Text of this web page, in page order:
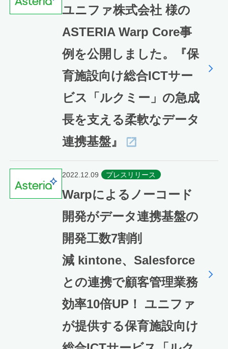
ユニファ株式会社 様の
ASTERIA Warp Core事
例を公開しました。『保
育施設向け総合ICTサー
ビス「ルクミー」の急成
長を支える柔軟なデータ
連携基盤』
2022.12.09 プレスリリース
Warpによるノーコード
開発がデータ連携基盤の
開発工数7割削
減 kintone、Salesforce
との連携で顧客管理業務
効率10倍UP！ ユニファ
が提供する保育施設向け